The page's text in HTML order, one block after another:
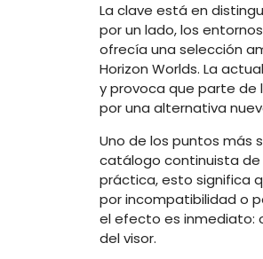
La clave está en
por un lado, los
ofrecía una selección
Horizon Worlds. La
y provoca que parte de
por una alternativa
Uno de los puntos más
catálogo continuista de
práctica, esto significa
por incompatibilidad o
el efecto es inmediato:
del visor.